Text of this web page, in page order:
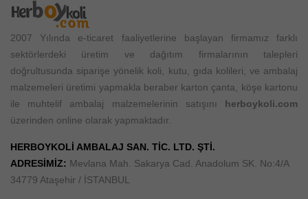
2007 Yılında e-ticaret faaliyetlerine başlayan firmamız farklı
sektörlerdeki üretim ve dağıtım firmalarının talepleri
doğrultusunda siparişe yönelik koli, kutu, gıda kolileri, ve ambalaj
malzemeleri üretimi yapmakla beraber karton çanta, köşe kartonu
ile muhtelif ambalaj malzemelerinin satışını herboykoli.com
üzerinden online olarak yapmaktadır.
HERBOYKOLİ AMBALAJ SAN. TİC. LTD. ŞTİ.
ADRESİMİZ: Mevlana Mah. Sakarya Cad. Anadolum SK. No:4/A
34779 Ataşehir / İSTANBUL